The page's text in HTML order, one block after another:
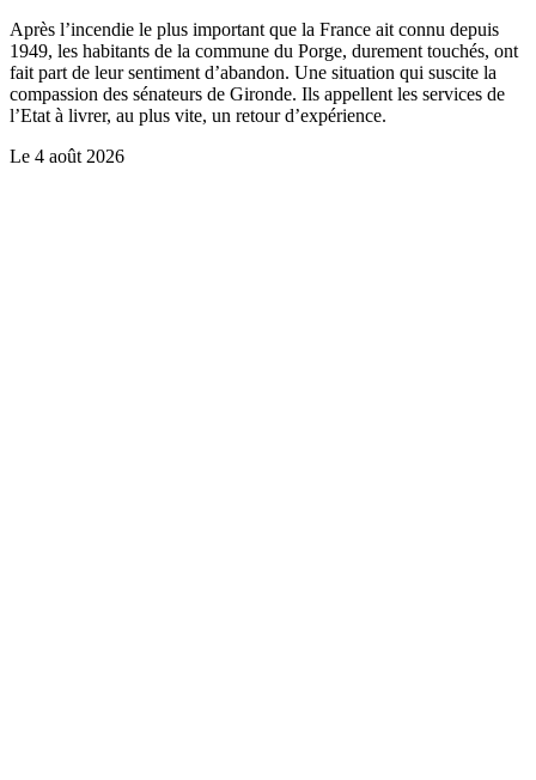
Après l’incendie le plus important que la France ait connu depuis
1949, les habitants de la commune du Porge, durement touchés, ont
fait part de leur sentiment d’abandon. Une situation qui suscite la
compassion des sénateurs de Gironde. Ils appellent les services de
l’Etat à livrer, au plus vite, un retour d’expérience.
Le 4 août 2026